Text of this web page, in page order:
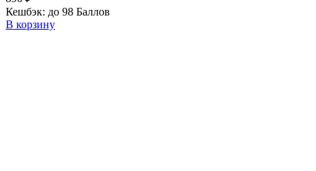
Кешбэк: до 98 Баллов
В корзину